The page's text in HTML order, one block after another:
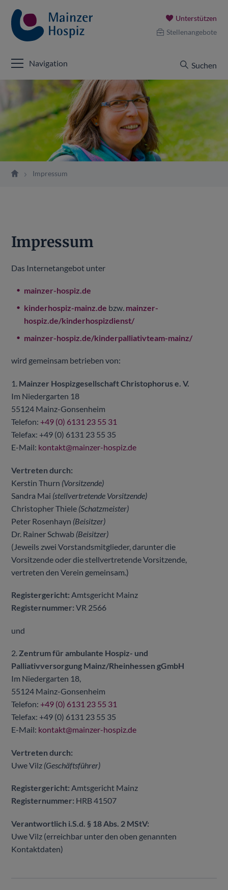
Unterstützen
Stellenangebote
Navigation Suchen
Impressum
Impressum
Das Internetangebot unter
mainzer-hospiz.de
kinderhospiz-mainz.de bzw. mainzer-
hospiz.de/kinderhospizdienst/
mainzer-hospiz.de/kinderpalliativteam-mainz/
wird gemeinsam betrieben von:
1. Mainzer Hospizgesellschaft Christophorus e. V.
Im Niedergarten 18
55124 Mainz-Gonsenheim
Telefon:+49 (0) 6131 23 55 31
Telefax: +49 (0) 6131 23 55 35
E-Mail: kontakt@mainzer-hospiz.de
Vertreten durch:
Kerstin Thurn (Vorsitzende)
Sandra Mai (stellvertretende Vorsitzende)
Christopher Thiele (Schatzmeister)
Peter Rosenhayn (Beisitzer)
Dr. Rainer Schwab (Beisitzer)
(Jeweils zwei Vorstandsmitglieder, darunter die
Vorsitzende oder die stellvertretende Vorsitzende,
vertreten den Verein gemeinsam.)
Registergericht: Amtsgericht Mainz
Registernummer: VR 2566
und
2. Zentrum für ambulante Hospiz- und
Palliativversorgung Mainz/Rheinhessen gGmbH
Im Niedergarten 18,
55124 Mainz-Gonsenheim
Telefon:+49 (0) 6131 23 55 31
Telefax: +49 (0) 6131 23 55 35
E-Mail: kontakt@mainzer-hospiz.de
Vertreten durch:
Uwe Vilz (Geschäftsführer)
Registergericht: Amtsgericht Mainz
Registernummer: HRB 41507
Verantwortlich i.S.d. § 18 Abs. 2 MStV:
Uwe Vilz (erreichbar unter den oben genannten
Kontaktdaten)